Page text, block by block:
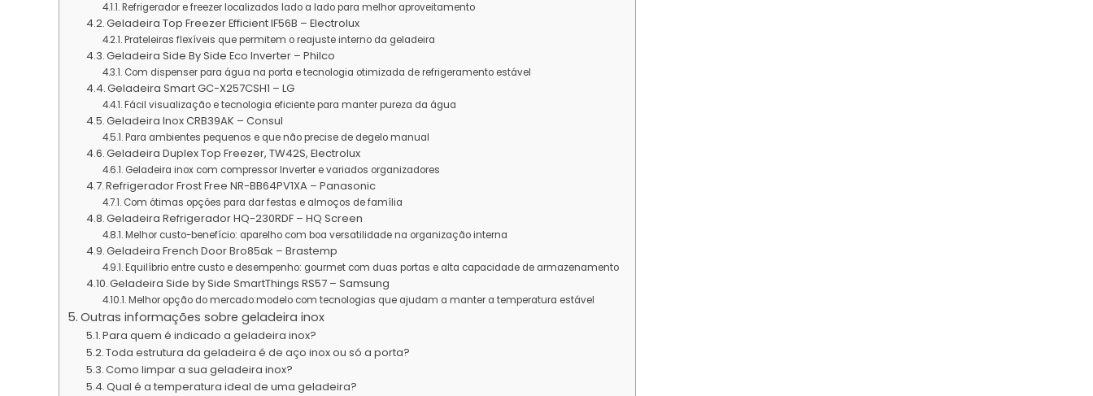
Refrigerador e freezer localizados lado a lado para melhor aproveitamento
Geladeira Top Freezer Efficient IF56B – Electrolux
Prateleiras flexíveis que permitem o reajuste interno da geladeira
Geladeira Side By Side Eco Inverter – Philco
Com dispenser para água na porta e tecnologia otimizada de refrigeramento estável
Geladeira Smart GC-X257CSH1 – LG
Fácil visualização e tecnologia eficiente para manter pureza da água
Geladeira Inox CRB39AK – Consul
Para ambientes pequenos e que não precise de degelo manual
Geladeira Duplex Top Freezer, TW42S, Electrolux
Geladeira inox com compressor Inverter e variados organizadores
Refrigerador Frost Free NR-BB64PV1XA – Panasonic
Com ótimas opções para dar festas e almoços de família
Geladeira Refrigerador HQ-230RDF – HQ Screen
Melhor custo-benefício: aparelho com boa versatilidade na organização interna
Geladeira French Door Bro85ak – Brastemp
Equilíbrio entre custo e desempenho: gourmet com duas portas e alta capacidade de armazenamento
Geladeira Side by Side SmartThings RS57 – Samsung
Melhor opção do mercado:modelo com tecnologias que ajudam a manter a temperatura estável
Outras informações sobre geladeira inox
Para quem é indicado a geladeira inox?
Toda estrutura da geladeira é de aço inox ou só a porta?
Como limpar a sua geladeira inox?
Qual é a temperatura ideal de uma geladeira?